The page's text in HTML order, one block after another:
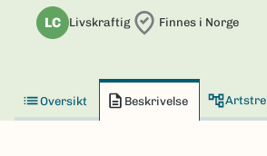
LC Livskraftig Finnes i Norge
Oversikt Beskrivelse Artstre